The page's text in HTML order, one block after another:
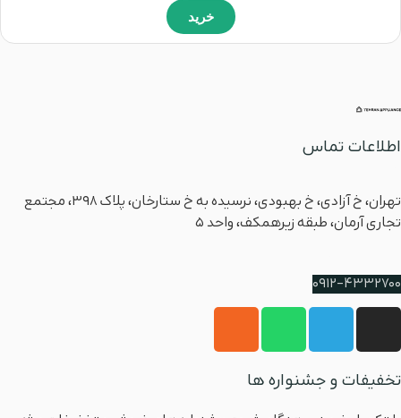
خرید
اطلاعات تماس
تهران، خ آزادی، خ بهبودی، نرسیده به خ ستارخان، پلاک ۳۹۸، مجتمع
تجاری آرمان، طبقه زیرهمکف، واحد 5
0912-4332700
تخفیفات و جشنواره ها